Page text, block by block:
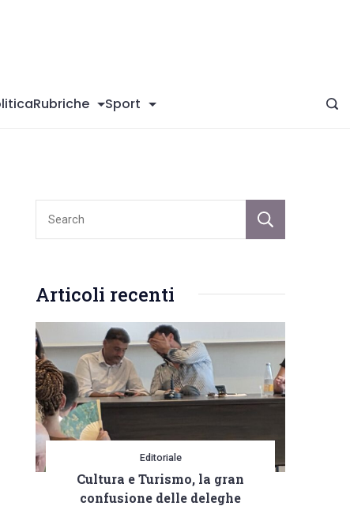
Rubriche Sport
Articoli recenti
Editoriale
Cultura e Turismo, la gran
confusione delle deleghe